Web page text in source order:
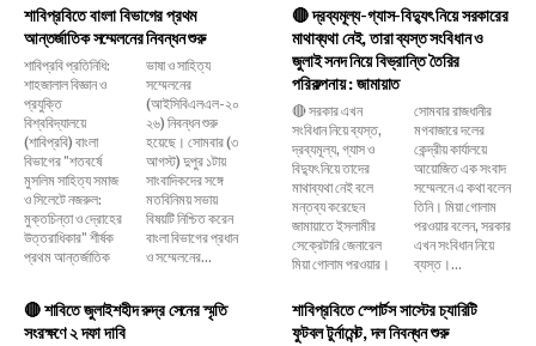
শাবিপ্রবিতে বাংলা বিভাগের প্রথম
আন্তর্জাতিক সম্মেলনের নিবন্ধন শুরু
শাবিপ্রবি প্রতিনিধি:
শাহজালাল বিজ্ঞান ও
প্রযুক্তি
বিশ্ববিদ্যালয়ে
(শাবিপ্রবি) বাংলা
বিভাগের "শতবর্ষে
মুসলিম সাহিত্য সমাজ
ও সিলেটে নজরুল:
মুক্তচিন্তা ও দ্রোহের
উত্তরাধিকার" শীর্ষক
প্রথম আন্তর্জাতিক
ভাষা ও সাহিত্য
সম্মেলনের
(আইসিবিএলএল-২০
২৬) নিবন্ধন শুরু
হয়েছে। সোমবার (৩
আগস্ট) দুপুর ১টায়
সাংবাদিকদের সঙ্গে
মতবিনিময় সভায়
বিষয়টি নিশ্চিত করেন
বাংলা বিভাগের প্রধান
ও সম্মেলনের...
🔴 দ্রব্যমূল্য-গ্যাস-বিদ্যুৎ নিয়ে সরকারের
মাথাব্যথা নেই, তারা ব্যস্ত সংবিধান ও
জুলাই সনদ নিয়ে বিভ্রান্তি তৈরির
পরিকল্পনায় : জামায়াত
🔴 সরকার এখন
সংবিধান নিয়ে ব্যস্ত,
দ্রব্যমূল্য, গ্যাস ও
বিদ্যুৎ নিয়ে তাদের
মাথাব্যথা নেই বলে
মন্তব্য করেছেন
জামায়াতে ইসলামীর
সেক্রেটারি জেনারেল
মিয়া গোলাম পরওয়ার।
সোমবার রাজধানীর
মগবাজারে দলের
কেন্দ্রীয় কার্যালয়ে
আয়োজিত এক সংবাদ
সম্মেলনে এ কথা বলেন
তিনি। মিয়া গোলাম
পরওয়ার বলেন, সরকার
এখন সংবিধান নিয়ে
ব্যস্ত।...
🔴 শাবিতে জুলাইশহীদ রুদ্র সেনের স্মৃতি
সংরক্ষণে ২ দফা দাবি
শাবিপ্রবিতে স্পোর্টস সাস্টের চ্যারিটি
ফুটবল টুর্নামেন্ট, দল নিবন্ধন শুরু